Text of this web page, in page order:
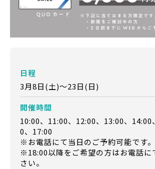
日程
3月8日(土)～23日(日)
開催時間
10:00、11:00、12:00、13:00、14:00
0、17:00
※お電話にて当日のご予約可能です。
※18:00以降をご希望の方はお電話に
さい。